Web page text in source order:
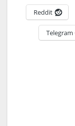
Reddit
Telegram